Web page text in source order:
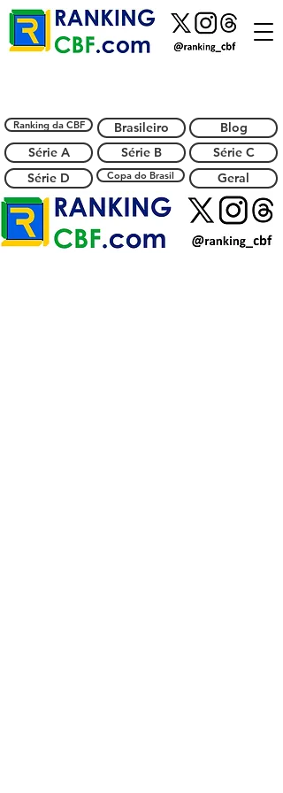
Ranking da CBF Brasileiro
Blog
Série A
Série B
Série C
Série D
Copa do Brasil Geral